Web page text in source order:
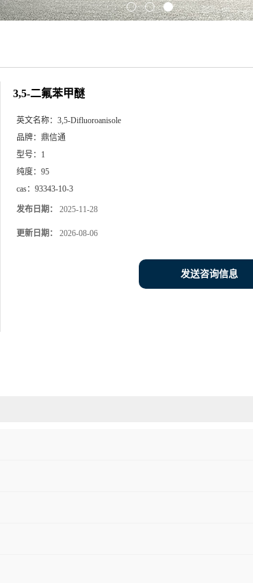
3,5-二氟苯甲醚
英文名称： 3,5-Difluoroanisole
品牌： 鼎信通
型号： 1
纯度： 95
cas： 93343-10-3
发布日期： 2025-11-28
更新日期： 2026-08-06
发送咨询信息